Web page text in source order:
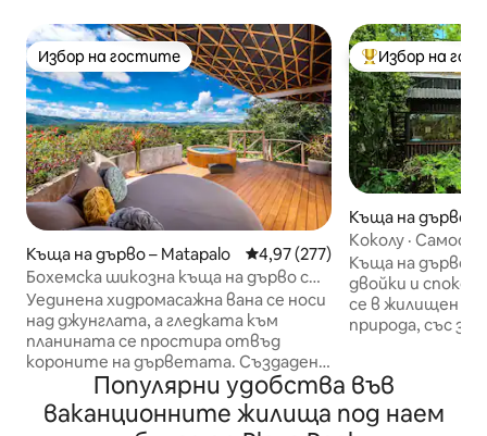
Избор на гостите
Избор на гостите
Къща на дърво – Matapalo Средна оценка: 4,97 от 5,
4,97 (277)
Бохемска шикозна къща на дърво с
магически гледки и джакузи
Уединена хидромасажна вана се носи
над джунглата, а гледката към
планината се простира отвъд
короните на дърветата. Създадена
от Gaia Studio Costa Rica, тази къща
на стълбове превръща модерния
тропически дизайн в
Най-популярен
Избор на
Къща на дърво –
de Guanacaste
Коколу ·
дърво · Изглед
Къща на дърво
двойки и спокойни
се в жилищен
природа, със
пеша от
Отпуснете се в
дърветата,
Популярни удобства във
ваканционните жилища под наем